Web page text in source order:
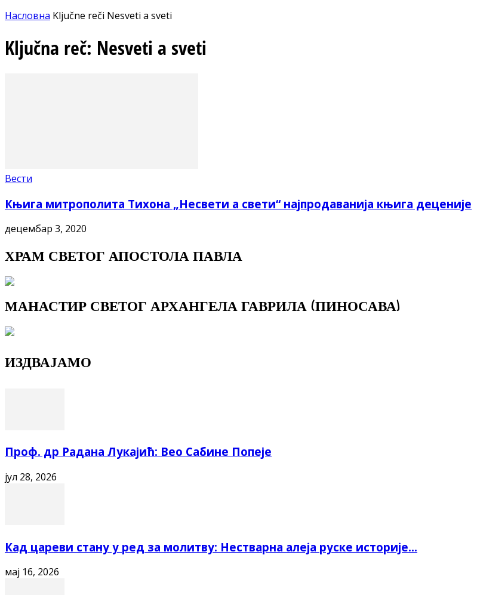
Насловна Ključne reči Nesveti a sveti
Ključna reč: Nesveti a sveti
Вести
Књига митрополита Тихона „Несвети а свети“ најпродаванија књига деценије
децембар 3, 2020
ХРАМ СВЕТОГ АПОСТОЛА ПАВЛА
МАНАСТИР СВЕТОГ АРХАНГЕЛА ГАВРИЛА (ПИНОСАВА)
ИЗДВАЈАМО
Проф. др Радана Лукајић: Вео Сабине Попеје
јул 28, 2026
Кад цареви стану у ред за молитву: Нестварна алеја руске историје...
мај 16, 2026